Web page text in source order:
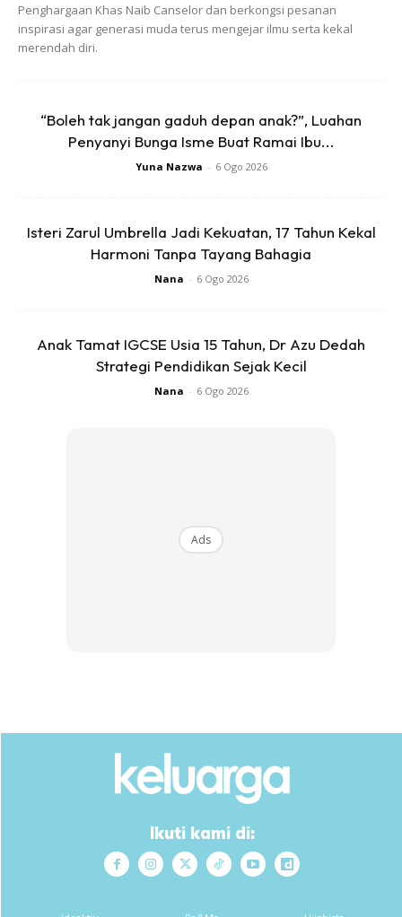
Ads
Penghargaan Khas Naib Canselor dan berkongsi pesanan
inspirasi agar generasi muda terus mengejar ilmu serta kekal
merendah diri.
“Boleh tak jangan gaduh depan anak?”, Luahan
Penyanyi Bunga Isme Buat Ramai Ibu...
Yuna Nazwa - 6 Ogo 2026
Isteri Zarul Umbrella Jadi Kekuatan, 17 Tahun Kekal
Harmoni Tanpa Tayang Bahagia
Nana - 6 Ogo 2026
Anak Tamat IGCSE Usia 15 Tahun, Dr Azu Dedah
Strategi Pendidikan Sejak Kecil
Nana - 6 Ogo 2026
Ads
Ikuti kami di: